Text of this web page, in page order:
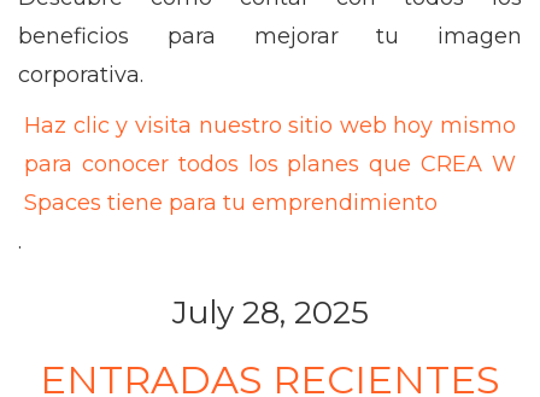
beneficios para mejorar tu imagen
corporativa.
Haz clic y visita nuestro sitio web hoy mismo
para conocer todos los planes que CREA W
Spaces tiene para tu emprendimiento
.
July 28, 2025
ENTRADAS RECIENTES